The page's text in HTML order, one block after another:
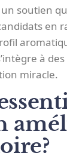
soutien
en
à
miracle.